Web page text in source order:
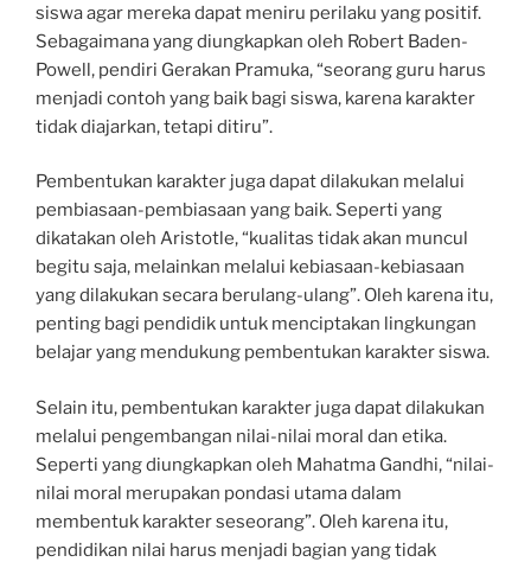
siswa agar mereka dapat meniru perilaku yang positif.
Sebagaimana yang diungkapkan oleh Robert Baden-
Powell, pendiri Gerakan Pramuka, “seorang guru harus
menjadi contoh yang baik bagi siswa, karena karakter
tidak diajarkan, tetapi ditiru”.
Pembentukan karakter juga dapat dilakukan melalui
pembiasaan-pembiasaan yang baik. Seperti yang
dikatakan oleh Aristotle, “kualitas tidak akan muncul
begitu saja, melainkan melalui kebiasaan-kebiasaan
yang dilakukan secara berulang-ulang”. Oleh karena itu,
penting bagi pendidik untuk menciptakan lingkungan
belajar yang mendukung pembentukan karakter siswa.
Selain itu, pembentukan karakter juga dapat dilakukan
melalui pengembangan nilai-nilai moral dan etika.
Seperti yang diungkapkan oleh Mahatma Gandhi, “nilai-
nilai moral merupakan pondasi utama dalam
membentuk karakter seseorang”. Oleh karena itu,
pendidikan nilai harus menjadi bagian yang tidak